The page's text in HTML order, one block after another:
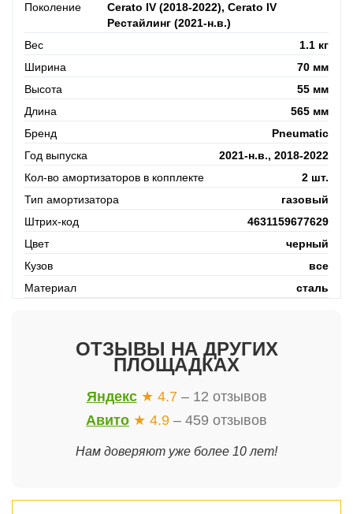
Поколение
Cerato IV (2018-2022), Cerato IV
Рестайлинг (2021-н.в.)
Вес
1.1 кг
Ширина
70 мм
Высота
55 мм
Длина
565 мм
Бренд
Pneumatic
Год выпуска
2021-н.в., 2018-2022
Кол-во амортизаторов в копплекте
2 шт.
Тип амортизатора
газовый
Штрих-код
4631159677629
Цвет
черный
Кузов
все
Материал
сталь
ОТЗЫВЫ НА ДРУГИХ
ПЛОЩАДКАХ
Яндекс ★ 4.7 – 12 отзывов
Авито ★ 4.9 – 459 отзывов
Нам доверяют уже более 10 лет!